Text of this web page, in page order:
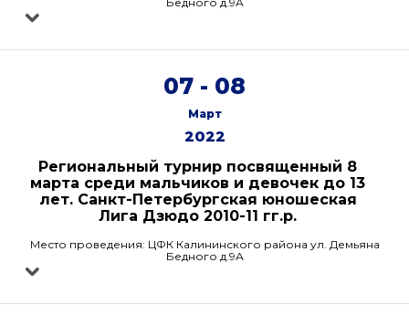
07 - 08
Март
2022
Региональный турнир посвященный 8
марта среди мальчиков и девочек до 13
лет. Санкт-Петербургская юношеская
Лига Дзюдо 2010-11 гг.р.
Место проведения: ЦФК Калининского района ул. Демьяна
Бедного д.9А